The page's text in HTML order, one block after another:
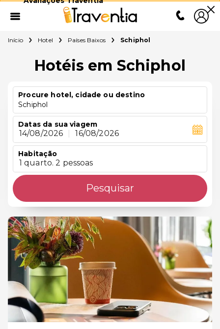
Início Hotel Países Baixos Schiphol
Hotéis em Schiphol
Procure hotel, cidade ou destino
Schiphol
Datas da sua viagem
14/08/2026 16/08/2026
Habitação
1 quarto. 2 pessoas
Pesquisar